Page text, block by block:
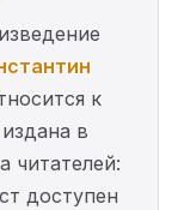
к
в
читателей:
доступен